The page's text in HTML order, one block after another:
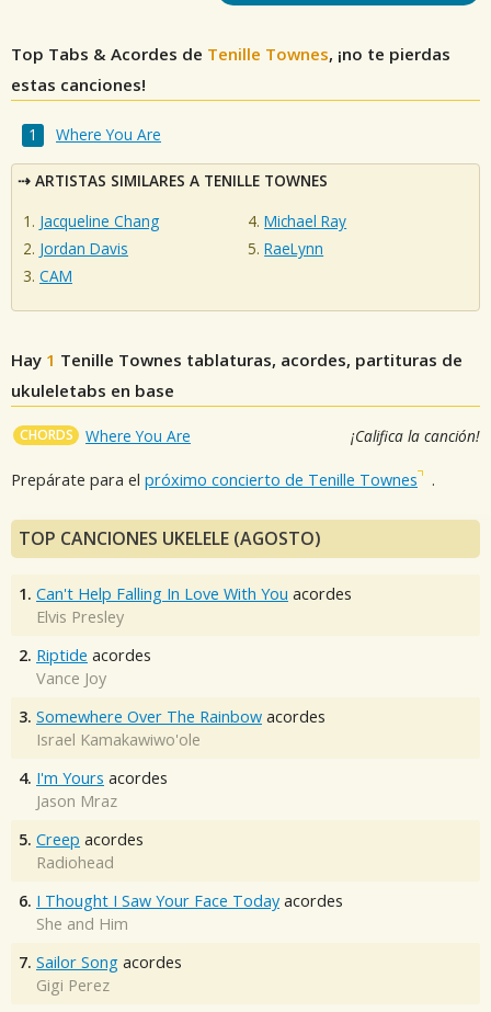
Top Tabs & Acordes de Tenille Townes, ¡no te pierdas
estas canciones!
Where You Are
ARTISTAS SIMILARES A TENILLE TOWNES
Jacqueline Chang
Jordan Davis
CAM
Michael Ray
RaeLynn
Hay 1 Tenille Townes tablaturas, acordes, partituras de
ukuleletabs en base
CHORDS Where You Are ¡Califica la canción!
Prepárate para el próximo concierto de Tenille Townes .
TOP CANCIONES UKELELE (AGOSTO)
1. Can't Help Falling In Love With You acordes
Elvis Presley
2. Riptide acordes
Vance Joy
3. Somewhere Over The Rainbow acordes
Israel Kamakawiwo'ole
4. I'm Yours acordes
Jason Mraz
5. Creep acordes
Radiohead
6. I Thought I Saw Your Face Today acordes
She and Him
7. Sailor Song acordes
Gigi Perez